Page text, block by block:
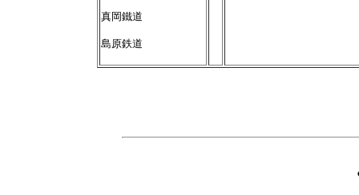
真岡鐵道
島原鉄道